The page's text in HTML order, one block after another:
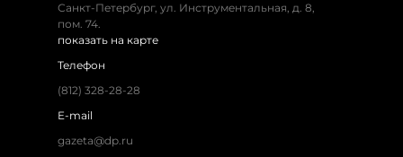
Санкт-Петербург, ул. Инструментальная, д. 8,
пом. 74.
показать на карте
Телефон
(812) 328-28-28
E-mail
gazeta@dp.ru